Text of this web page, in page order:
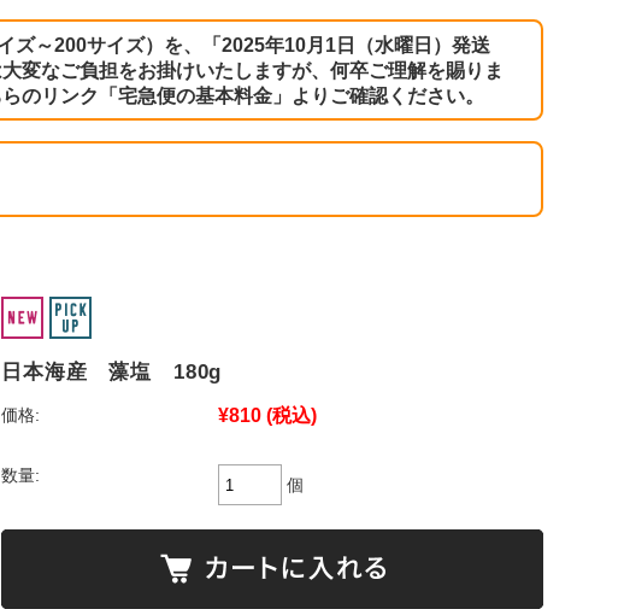
ズ～200サイズ）を、「2025年10月1日（水曜日）発送
変なご負担をお掛けいたしますが、何卒ご理解を賜りま
のリンク
「宅急便の基本料金」 よりご確認ください。
日本海産 藻塩 180g
価格: ¥810 (税込)
数量: 個